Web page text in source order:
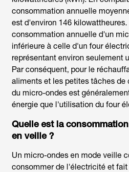
consommation annuelle
est d'environ 146
consommation annuelle d'un
inférieure à celle d'un four
représentant environ seulement
Par conséquent, pour le
aliments et les petites tâches de
du micro-ondes est
énergie que l'utilisation du four
Quelle est la
en veille?
Un micro-ondes en mode veille
consommer de l'électricité et